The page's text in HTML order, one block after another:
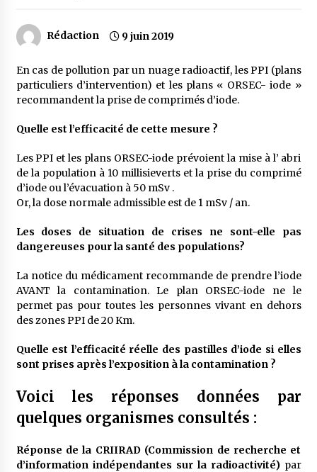
Rédaction 9 juin 2019
En cas de pollution par un nuage radioactif, les PPI (plans
particuliers d’intervention) et les plans « ORSEC- iode »
recommandent la prise de comprimés d’iode.
Quelle est l’efficacité de cette mesure ?
Les PPI et les plans ORSEC-iode prévoient la mise à l’ abri
de la population à 10 millisieverts et la prise du comprimé
d’iode ou l’évacuation à 50 mSv .
Or, la dose normale admissible est de 1 mSv / an.
Les doses de situation de crises ne sont-elle pas
dangereuses pour la santé des populations?
La notice du médicament recommande de prendre l’iode
AVANT la contamination. Le plan ORSEC-iode ne le
permet pas pour toutes les personnes vivant en dehors
des zones PPI de 20 Km.
Quelle est l’efficacité réelle des pastilles d’iode si elles
sont prises après l’exposition à la contamination ?
Voici les réponses données par
quelques organismes consultés :
Réponse de la CRIIRAD (Commission de recherche et
d’information indépendantes sur la radioactivité)par